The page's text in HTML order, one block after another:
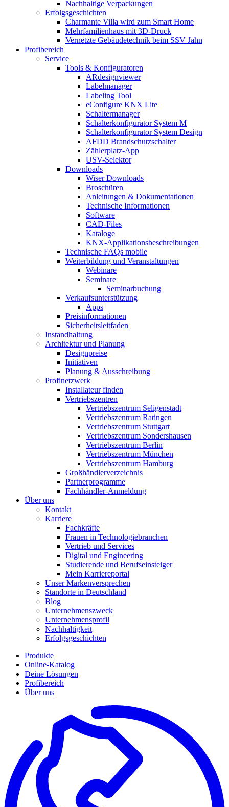
Nachhaltige Verpackungen
Erfolgsgeschichten
Charmante Villa wird zum Smart Home
Mehrfamilienhaus mit 3D-Druck
Vernetzte Gebäudetechnik beim SSV Jahn
Profibereich
Service
Tools & Konfiguratoren
ARdesignviewer
Labelmanager
Labeling Tool
eConfigure KNX Lite
Schaltermanager
Schalterkonfigurator System M
Schalterkonfigurator System Design
AFDD Brandschutzschalter
Zählerplatz-App
USV-Selektor
Downloads
Wiser Downloads
Broschüren
Anleitungen & Dokumentationen
Technische Informationen
Software
CAD-Files
Kataloge
KNX-Applikationsbeschreibungen
Technische FAQs mobile
Weiterbildung und Veranstaltungen
Webinare
Seminare
Seminarbuchung
Verkaufsunterstützung
Apps
Preisinformationen
Sicherheitsleitfaden
Instandhaltung
Architektur und Planung
Designpreise
Initiativen
Planung & Ausschreibung
Profinetzwerk
Installateur finden
Vertriebszentren
Vertriebszentrum Seligenstadt
Vertriebszentrum Ratingen
Vertriebszentrum Stuttgart
Vertriebszentrum Sondershausen
Vertriebszentrum Berlin
Vertriebszentrum München
Vertriebszentrum Hamburg
Großhändlerverzeichnis
Partnerprogramme
Fachhändler-Anmeldung
Über uns
Kontakt
Karriere
Fachkräfte
Frauen in Technologiebranchen
Vertrieb und Services
Digital und Engineering
Studierende und Berufseinsteiger
Mein Karriereportal
Unser Markenversprechen
Standorte in Deutschland
Blog
Unternehmenszweck
Unternehmensprofil
Nachhaltigkeit
Erfolgsgeschichten
Produkte
Online-Katalog
Deine Lösungen
Profibereich
Über uns